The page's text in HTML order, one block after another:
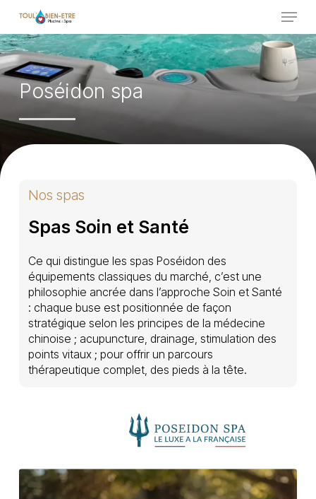
main
content
Menu
Poséidon spa
Nos spas
Spas Soin et Santé
Ce qui distingue les spas Poséidon des
équipements classiques du marché, c’est une
philosophie ancrée dans l’approche Soin et Santé
: chaque buse est positionnée de façon
stratégique selon les principes de la médecine
chinoise ; acupuncture, drainage, stimulation des
points vitaux ; pour offrir un parcours
thérapeutique complet, des pieds à la tête.
Close
Menu